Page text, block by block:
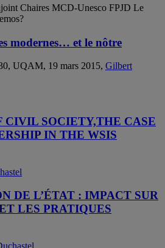
Chaires MCD-Unesco FPJD Le
modernes… et le nôtre
UQAM, 19 mars 2015, Gilbert
SOCIETY,THE CASE
IN THE WSIS
DE L’ÉTAT : IMPACT SUR
LES PRATIQUES